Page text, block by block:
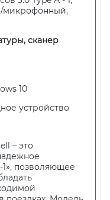
микрофонный,
сканер
10
устройство
– это
1», позволяющее